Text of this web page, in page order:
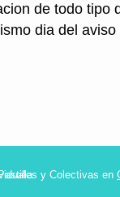
de todo tipo
dia del
y Colectivas en